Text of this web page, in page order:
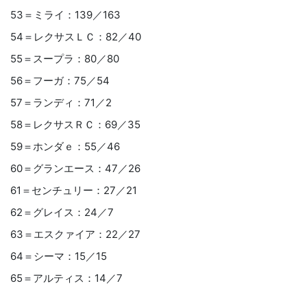
53＝ミライ：139／163
54＝レクサスＬＣ：82／40
55＝スープラ：80／80
56＝フーガ：75／54
57＝ランディ：71／2
58＝レクサスＲＣ：69／35
59＝ホンダｅ：55／46
60＝グランエース：47／26
61＝センチュリー：27／21
62＝グレイス：24／7
63＝エスクァイア：22／27
64＝シーマ：15／15
65＝アルティス：14／7